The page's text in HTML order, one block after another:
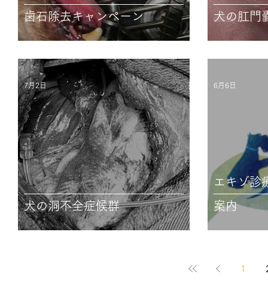
歯石除去キャンペーン 犬の肛門
犬の洞不全症候群
7月2日
エキゾ診
案内
6月6日
1